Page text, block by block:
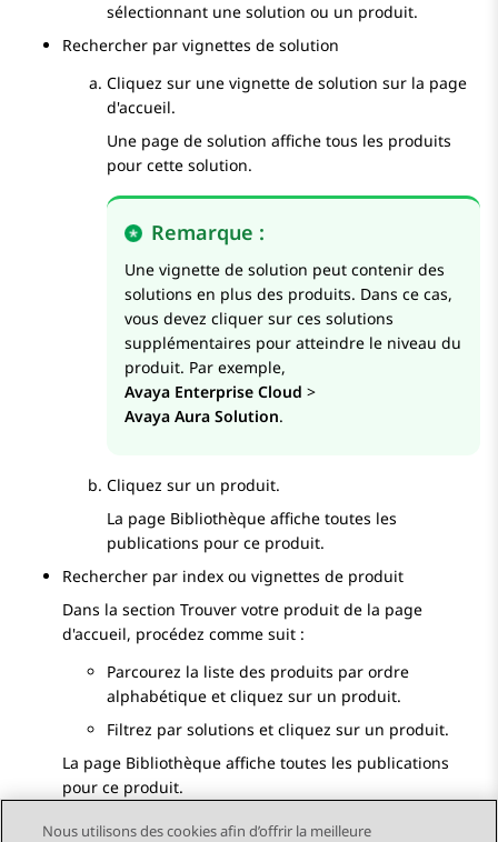
sélectionnant une solution ou un produit.
Rechercher par vignettes de solution
Cliquez sur une vignette de solution sur la page
d'accueil.
Une page de solution affiche tous les produits
pour cette solution.
Remarque :
Une vignette de solution peut contenir des
solutions en plus des produits. Dans ce cas,
vous devez cliquer sur ces solutions
supplémentaires pour atteindre le niveau du
produit. Par exemple,
Avaya Enterprise Cloud >
Avaya Aura Solution.
Cliquez sur un produit.
La page Bibliothèque affiche toutes les
publications pour ce produit.
Rechercher par index ou vignettes de produit
Dans la section Trouver votre produit de la page
d'accueil, procédez comme suit :
Parcourez la liste des produits par ordre
alphabétique et cliquez sur un produit.
Filtrez par solutions et cliquez sur un produit.
La page Bibliothèque affiche toutes les publications
pour ce produit.
Nous utilisons des cookies afin d’offrir la meilleure